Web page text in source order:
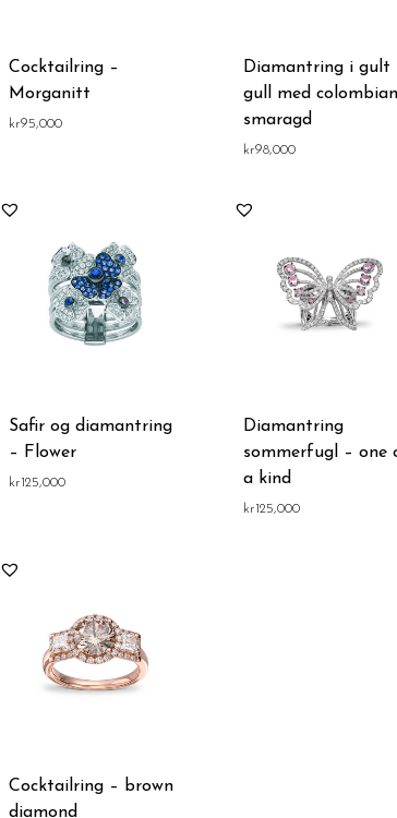
Cocktailring –
Morganitt
kr95,000
Diamantring i gult
gull med
smaragd
kr98,000
Safir og diamantring
– Flower
kr125,000
Diamantring
sommerfugl – one
a kind
kr125,000
Cocktailring – brown
diamond